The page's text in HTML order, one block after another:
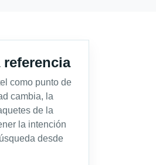
referencia
como punto de
cambia, la
de la
la intención
desde